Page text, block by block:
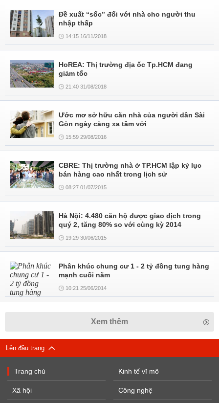
Đề xuất “sốc” đối với nhà cho người thu
nhập thấp
14:15 16/11/2018
HoREA: Thị trường địa ốc Tp.HCM đang
giảm tốc
21:40 31/08/2018
Ước mơ sở hữu căn nhà của người dân Sài
Gòn ngày càng xa tầm với
15:59 29/08/2016
CBRE: Thị trường nhà ở TP.HCM lập kỷ lục
bán hàng cao nhất trong lịch sử
08:27 01/07/2015
Hà Nội: 4.480 căn hộ được giao dịch trong
quý 2, tăng 80% so với cùng kỳ 2014
19:29 30/06/2015
Phân khúc chung cư 1 - 2 tỷ đồng tung hàng
mạnh cuối năm
10:21 25/06/2014
Xem thêm
Lên đầu trang
Trang chủ
Xã hội
Kinh tế vĩ mô
Công nghệ